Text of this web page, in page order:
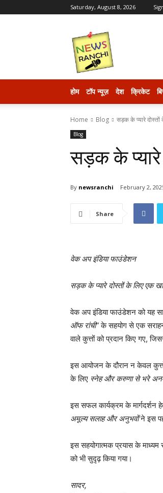
Saturday, August 8, 2026
होम टॉप न्यूज़ देश क्रिकेट
Home Blog सड़क के प्यारे
Blog
सड़क के
By newsranchi February 2,
Share
वेक अप इंडिया फाउंडेशन
सड़क के प्यारे दोस्तों के लिए एक
वेक अप इंडिया फाउंडेशन को यह
ऑफ रांची”के सहयोग से एक
वाले कुत्तों को प्रदान किए गए,
इस आयोजन के दौरान न केवल
के लिए स्नेह और करुणा से भरे
इस सफल कार्यक्रम के मार्गदर्शन
अमूल्य सलाह और अनुभवोंने इस
इस सहयोगात्मक प्रयास के माध्यम
को भी सुदृढ़ किया गया।
सादर,